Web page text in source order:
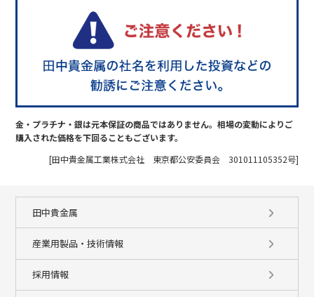
金・プラチナ・銀は元本保証の商品ではありません。相場の変動によりご
購入された価格を下回ることもございます。
[田中貴金属工業株式会社 東京都公安委員会 301011105352号]
田中貴金属
産業用製品・技術情報
採用情報